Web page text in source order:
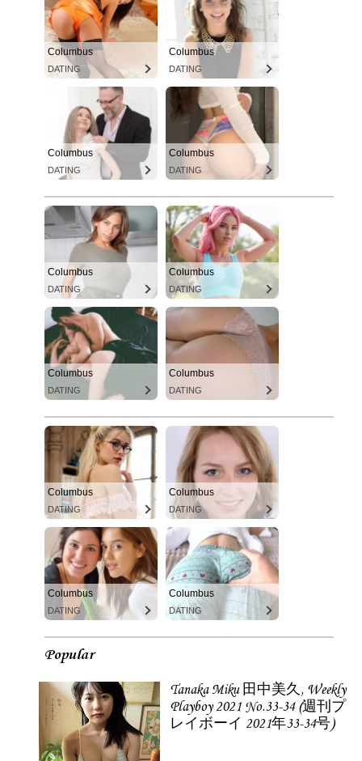
Columbus
DATING
Columbus
DATING
Columbus
DATING
Columbus
DATING
Columbus
DATING
Columbus
DATING
Columbus
DATING
Columbus
DATING
Columbus
DATING
Columbus
DATING
Columbus
DATING
Columbus
DATING
Popular
Tanaka Miku 田中美久, Weekly
Playboy 2021 No.33-34 (週刊プ
レイボーイ 2021年33-34号)